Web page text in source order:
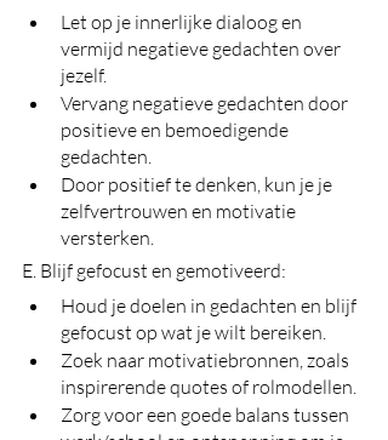
Let op je innerlijke dialoog en
vermijd negatieve gedachten over
jezelf.
Vervang negatieve gedachten door
positieve en bemoedigende
gedachten.
Door positief te denken, kun je je
zelfvertrouwen en motivatie
versterken.
E. Blijf gefocust en gemotiveerd:
Houd je doelen in gedachten en blijf
gefocust op wat je wilt bereiken.
Zoek naar motivatiebronnen, zoals
inspirerende quotes of rolmodellen.
Zorg voor een goede balans tussen